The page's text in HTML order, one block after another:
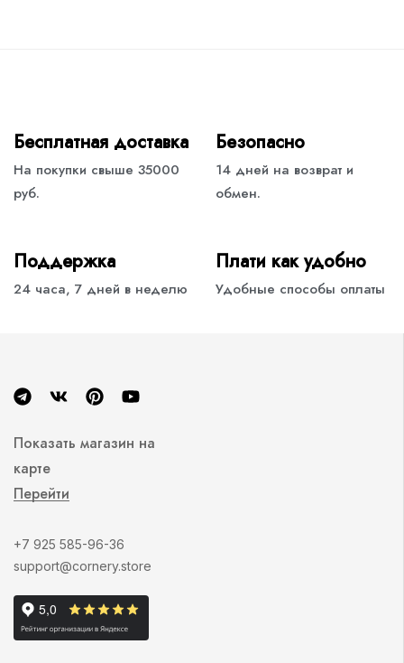
Бесплатная доставка
На покупки свыше 35000
руб.
Безопасно
14 дней на возврат и
обмен.
Поддержка
24 часа, 7 дней в неделю
Плати как удобно
Удобные способы оплаты
Показать магазин на
карте
Перейти
+7 925 585-96-36
support@cornery.store